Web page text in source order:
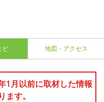
ど 地図・アクセス
1月以前に取材した情報
ます。